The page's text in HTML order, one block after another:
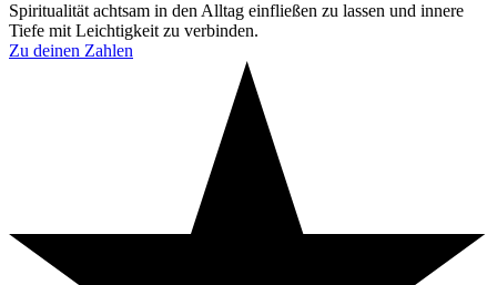
Spiritualität achtsam in den Alltag einfließen zu lassen und innere
Tiefe mit Leichtigkeit zu verbinden.
Zu deinen Zahlen